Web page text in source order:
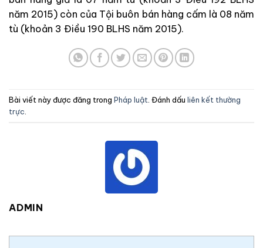
năm 2015) còn của Tội buôn bán hàng cấm là 08 năm
tù (khoản 3 Điều 190 BLHS năm 2015).
Bài viết này được đăng trong Pháp luật . Đánh dấu liên kết thường
trực
ADMIN